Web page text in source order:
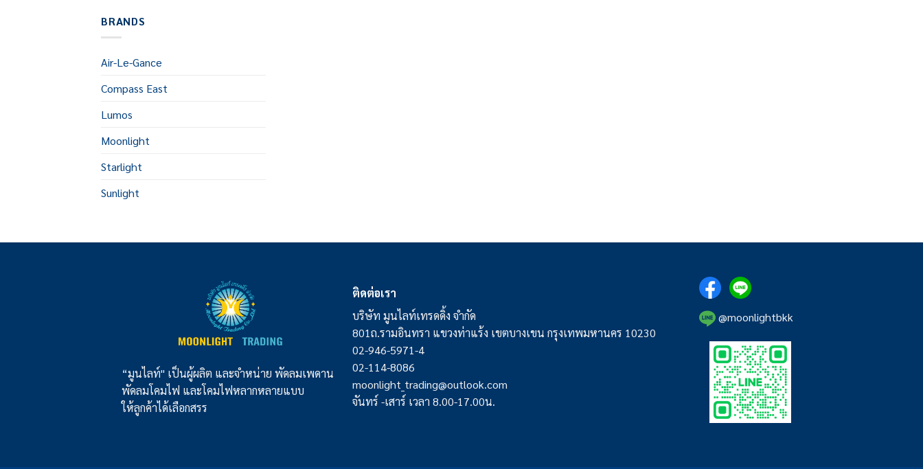
BRANDS
Air-Le-Gance
Compass East
Lumos
Moonlight
Starlight
Sunlight
“มูนไลท์" เป็นผู้ผลิต และจำหน่าย พัดลมเพดาน
พัดลมโคมไฟ และโคมไฟหลากหลายแบบ
ให้ลูกค้าได้เลือกสรร
ติดต่อเรา
บริษัท มูนไลท์เทรดดิ้ง จำกัด
801ถ.รามอินทรา แขวงท่าแร้ง เขตบางเขน กรุงเทพมหานคร 10230
02-946-5971-4
02-114-8086
moonlight_trading@outlook.com
จันทร์ -เสาร์ เวลา 8.00-17.00น.
@moonlightbkk